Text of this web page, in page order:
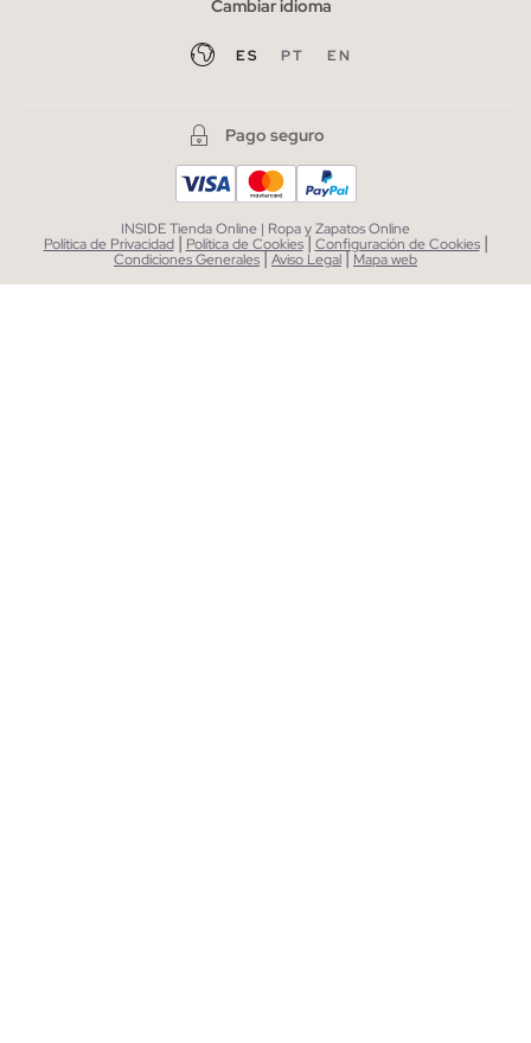
Cambiar idioma
ES PT EN
Pago seguro
INSIDE Tienda Online | Ropa y Zapatos Online
Política de Privacidad | Política de Cookies| Configuración de Cookies |
Condiciones Generales|Aviso Legal| Mapa web